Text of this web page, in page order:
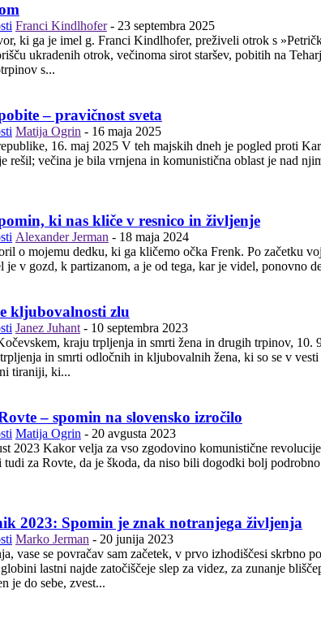
Franci Kindlhofer - 23 septembra 2025
ki ga je imel g. Franci Kindlhofer, preživeli otrok s
otrok, večinoma sirot staršev, pobitih na Teharjah in drugih moriščih. V imenu
s...
– pravičnost sveta
Matija Ogrin - 16 maja 2025
pogled proti Karavankam še posebej globok. Le manjši del naših ljudi, ki so bežali
rešil; večina je bila vrnjena in komunistična oblast je nad
ki nas kliče v resnico in življenje
Alexander Jerman - 18 maja 2024
o mojemu dedku, ki ga kličemo očka Frenk. Po začetku
je v gozd, k partizanom, a je od tega, kar je videl, ponovno
kljubovalnosti zlu
Janez Juhant - 10 septembra 2023
trpljenja in smrti žena in drugih trpinov, 10. 9. 2023 Spoštovane, spoštovani!Ta kraj ima v sebi nekaj
in smrti odločnih in kljubovalnih žena, ki so se v
tiraniji, ki...
– spomin na slovensko izročilo
Matija Ogrin - 20 avgusta 2023
njene pomore in povzročeno trpljenje, tako
tudi za Rovte, da je škoda, da niso bili dogodki bolj
2023: Spomin je znak notranjega življenja
Marko Jerman - 20 junija 2023
se povračav sam začetek, v prvo izhodiščesi skrbno pota sem in
lastni najde zatočiščeje slep za videz, za zunanje bliščepožene korenine v
je do sebe, zvest...